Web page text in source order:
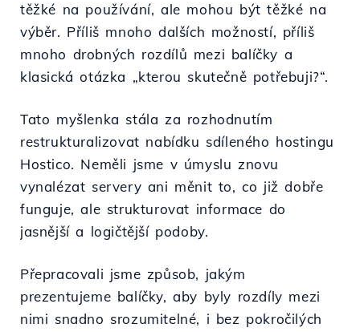
těžké na používání, ale mohou být těžké na
výběr. Příliš mnoho dalších možností, příliš
mnoho drobných rozdílů mezi balíčky a
klasická otázka „kterou skutečně potřebuji?“.
Tato myšlenka stála za rozhodnutím
restrukturalizovat nabídku sdíleného hostingu
Hostico. Neměli jsme v úmyslu znovu
vynalézat servery ani měnit to, co již dobře
funguje, ale strukturovat informace do
jasnější a logičtější podoby.
Přepracovali jsme způsob, jakým
prezentujeme balíčky, aby byly rozdíly mezi
nimi snadno srozumitelné, i bez pokročilých